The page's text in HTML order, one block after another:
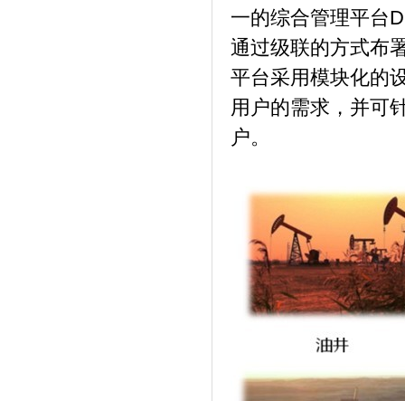
一的综合管理平台
通过级联的方式布
平台采用模块化的
用户的需求，并可
户。